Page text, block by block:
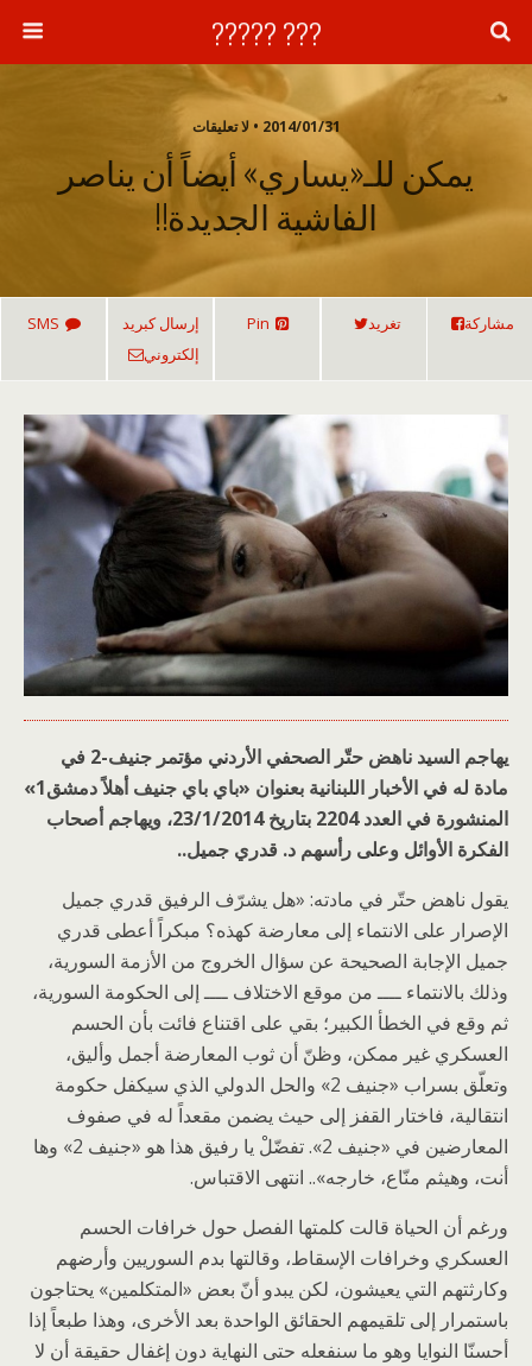
??? ?????
2014/01/31 • لا تعليقات
يمكن للـ«يساري» أيضاً أن يناصر
الفاشية الجديدة!!
مشاركة تغريد Pin
إرسال كبريد
إلكتروني
SMS
يهاجم السيد ناهض حتّر الصحفي الأردني مؤتمر جنيف-2 في
مادة له في الأخبار اللبنانية بعنوان «باي باي جنيف أهلاً دمشق1»
المنشورة في العدد 2204 بتاريخ 23/1/2014، ويهاجم أصحاب
الفكرة الأوائل وعلى رأسهم د. قدري جميل..
يقول ناهض حتّر في مادته: «هل يشرّف الرفيق قدري جميل
الإصرار على الانتماء إلى معارضة كهذه؟ مبكراً أعطى قدري
جميل الإجابة الصحيحة عن سؤال الخروج من الأزمة السورية،
وذلك بالانتماء ــــ من موقع الاختلاف ــــ إلى الحكومة السورية،
ثم وقع في الخطأ الكبير؛ بقي على اقتناع فائت بأن الحسم
العسكري غير ممكن، وظنّ أن ثوب المعارضة أجمل وأليق،
وتعلّق بسراب «جنيف 2» والحل الدولي الذي سيكفل حكومة
انتقالية، فاختار القفز إلى حيث يضمن مقعداً له في صفوف
المعارضين في «جنيف 2». تفضّلْ يا رفيق هذا هو «جنيف 2» وها
أنت، وهيثم منّاع، خارجه».. انتهى الاقتباس.
ورغم أن الحياة قالت كلمتها الفصل حول خرافات الحسم
العسكري وخرافات الإسقاط، وقالتها بدم السوريين وأرضهم
وكارثتهم التي يعيشون، لكن يبدو أنّ بعض «المتكلمين» يحتاجون
باستمرار إلى تلقيمهم الحقائق الواحدة بعد الأخرى، وهذا طبعاً إذا
أحسنّا النوايا وهو ما سنفعله حتى النهاية دون إغفال حقيقة أن لا